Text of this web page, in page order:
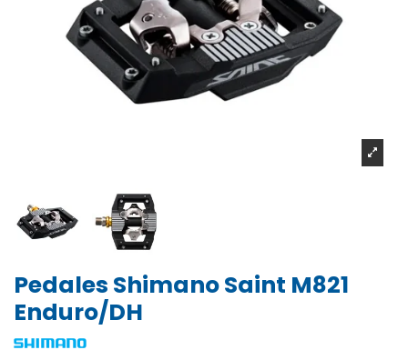
Pedales Shimano Saint M821
Enduro/DH